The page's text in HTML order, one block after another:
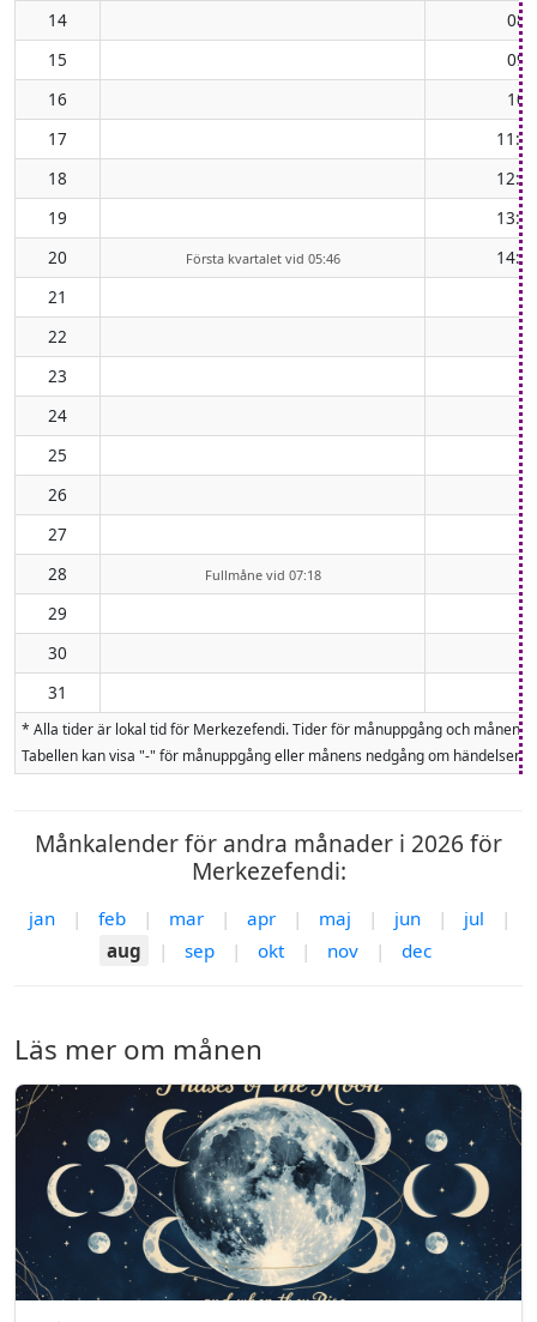
14
15
16
17
18
19
20 Första kvartalet vid 05:46
21
22
23
24
25
26
27
28
Fullmåne vid 07:18
29
30
31
* Alla tider är lokal tid för Merkezefendi. Tider för månuppgång och
Tabellen kan visa "-" för månuppgång eller månens nedgång om
Månkalender för andra månader i 2026 för
Merkezefendi:
jan | feb | mar | apr | maj | jun | jul
|
aug
| sep | okt | nov | dec
Läs mer om månen